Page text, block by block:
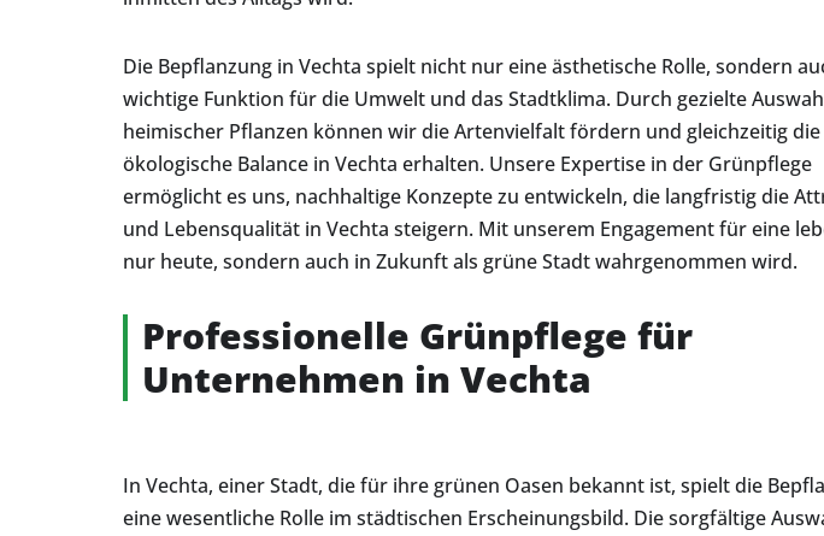
Die Bepflanzung in Vechta spielt nicht nur eine ästhetische Rolle, sondern
wichtige Funktion für die Umwelt und das Stadtklima. Durch gezielte
heimischer Pflanzen können wir die Artenvielfalt fördern und gleichzeitig die
ökologische Balance in Vechta erhalten. Unsere Expertise in der Grünpflege
ermöglicht es uns, nachhaltige Konzepte zu entwickeln, die langfristig die
und Lebensqualität in Vechta steigern. Mit unserem Engagement für eine
nur heute, sondern auch in Zukunft als grüne Stadt wahrgenommen wird.
Professionelle Grünpflege für
Unternehmen in Vechta
In Vechta, einer Stadt, die für ihre grünen Oasen bekannt ist, spielt die
eine wesentliche Rolle im städtischen Erscheinungsbild. Die sorgfältige